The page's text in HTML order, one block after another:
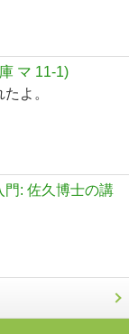
マ 11-1)
よ。
: 佐久博士の講